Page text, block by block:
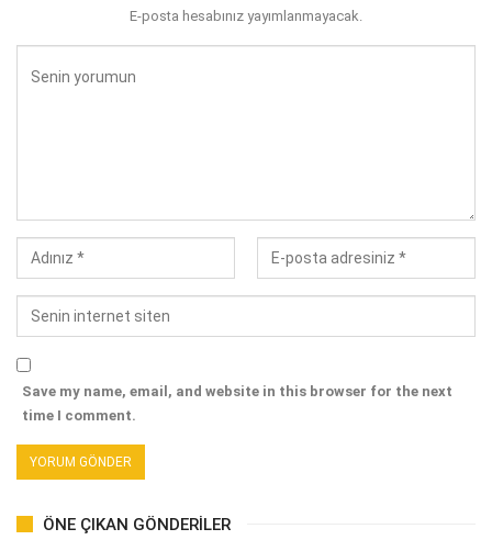
E-posta hesabınız yayımlanmayacak.
Save my name, email, and website in this browser for the next
time I comment.
ÖNE ÇIKAN GÖNDERILER